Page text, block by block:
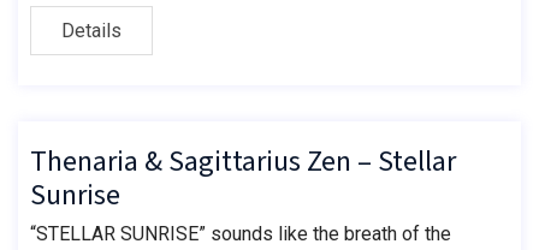
Details
Thenaria & Sagittarius Zen – Stellar
Sunrise
“STELLAR SUNRISE” sounds like the breath of the